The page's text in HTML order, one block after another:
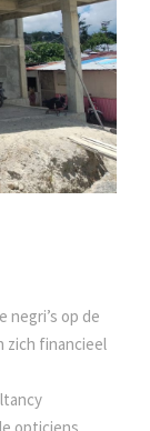
negri’s op de
zich financieel
opticiens